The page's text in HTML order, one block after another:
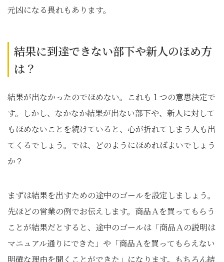
元凶になる畏れもあります。
結果に到達できない部下や新人のほめ方
は？
結果が出なかったのでほめない。これも１つの意思決定で
す。しかし、なかなか結果が出ない部下や、新人に対して
もほめないことを続けていると、心が折れてしまう人も出
てくるでしょう。では、どのようにほめればよいでしょう
か？
まずは結果を出すための途中のゴールを設定しましょう。
先ほどの営業の例でお伝えします。商品Ａを買ってもらう
ことが結果だとすると、途中のゴールは「商品Ａの説明は
マニュアル通りにできた」や「商品Ａを買ってもらえない
明確な理由を聞くことができた」になります。もちろん結